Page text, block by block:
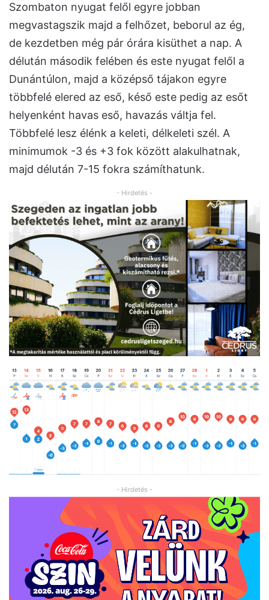
Szombaton nyugat felől egyre jobban
megvastagszik majd a felhőzet, beborul az ég,
de kezdetben még pár órára kisüthet a nap. A
délután második felében és este nyugat felől a
Dunántúlon, majd a középső tájakon egyre
többfelé elered az eső, késő este pedig az esőt
helyenként havas eső, havazás váltja fel.
Többfelé lesz élénk a keleti, délkeleti szél. A
minimumok -3 és +3 fok között alakulhatnak,
majd délután 7-15 fokra számíthatunk.
- Hirdetés -
- Hirdetés -